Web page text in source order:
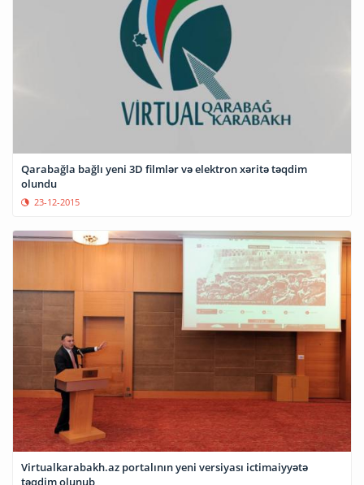
Qarabağla bağlı yeni 3D filmlər və elektron xəritə təqdim
olundu
23-12-2015
Virtualkarabakh.az portalının yeni versiyası ictimaiyyətə
təqdim olunub